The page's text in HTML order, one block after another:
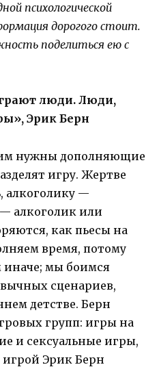
психологической
дорогого стоит.
поделиться ею с
люди. Люди,
Эрик Берн
нужны дополняющие
игру. Жертве
алкоголику —
алкоголик или
как пьесы на
время, потому
иначе; мы боимся
сценариев,
детстве. Берн
групп: игры на
и сексуальные игры,
Эрик Берн